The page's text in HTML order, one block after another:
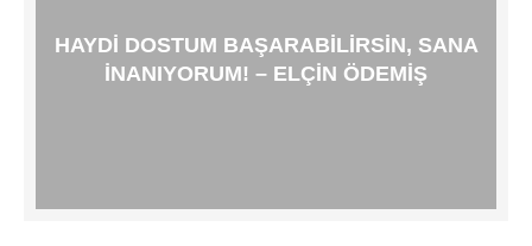
HAYDI DOSTUM BAŞARABILIRSIN, SANA
INANIYORUM! – ELÇIN ÖDEMIŞ